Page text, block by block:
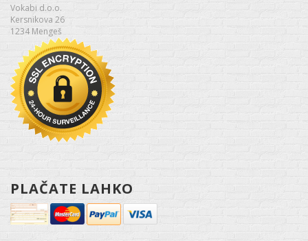
Vokabi d.o.o.
Kersnikova 26
1234 Mengeš
PLAČATE LAHKO